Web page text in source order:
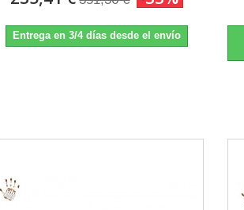
Entrega en 3/4 días desde el envío